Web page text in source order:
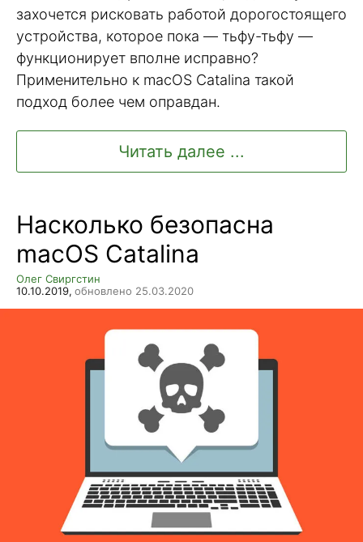
захочется рисковать работой дорогостоящего
устройства, которое пока — тьфу-тьфу —
функционирует вполне исправно?
Применительно к macOS Catalina такой
подход более чем оправдан.
Читать далее ...
Насколько безопасна
macOS Catalina
Олег Свиргстин
10.10.2019, обновлено 25.03.2020